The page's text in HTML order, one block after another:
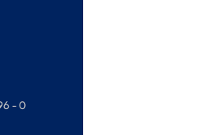
- 0